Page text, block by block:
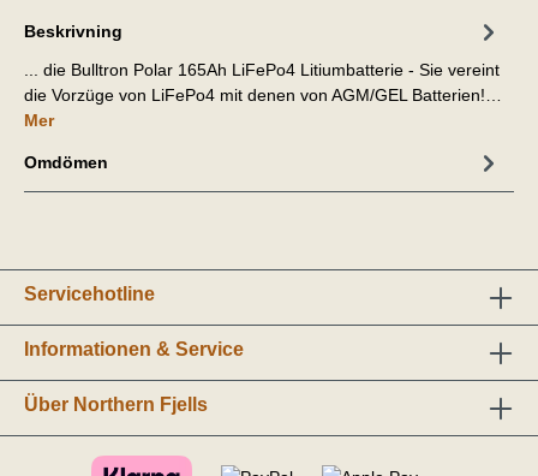
Beskrivning
... die Bulltron Polar 165Ah LiFePo4 Litiumbatterie - Sie vereint
die Vorzüge von LiFePo4 mit denen von AGM/GEL Batterien!…
Mer
Omdömen
Servicehotline
Informationen & Service
Über Northern Fjells